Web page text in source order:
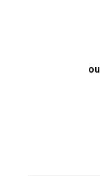
ou